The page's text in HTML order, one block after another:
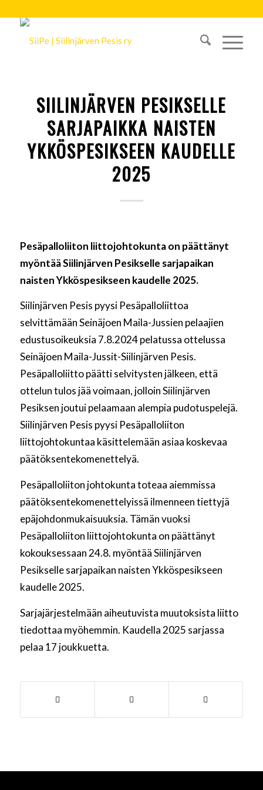
SIILINJÄRVEN PESIKSELLE
SARJAPAIKKA NAISTEN
YKKÖSPESIKSEEN KAUDELLE
2025
Pesäpalloliiton liittojohtokunta on päättänyt
myöntää Siilinjärven Pesikselle sarjapaikan
naisten Ykköspesikseen kaudelle 2025.
Siilinjärven Pesis pyysi Pesäpalloliittoa
selvittämään Seinäjoen Maila-Jussien pelaajien
edustusoikeuksia 7.8.2024 pelatussa ottelussa
Seinäjoen Maila-Jussit-Siilinjärven Pesis.
Pesäpalloliitto päätti selvitysten jälkeen, että
ottelun tulos jää voimaan, jolloin Siilinjärven
Pesiksen joutui pelaamaan alempia pudotuspelejä.
Siilinjärven Pesis pyysi Pesäpalloliiton
liittojohtokuntaa käsittelemään asiaa koskevaa
päätöksentekomenettelyä.
Pesäpalloliiton johtokunta toteaa aiemmissa
päätöksentekomenettelyissä ilmenneen tiettyjä
epäjohdonmukaisuuksia. Tämän vuoksi
Pesäpalloliiton liittojohtokunta on päättänyt
kokouksessaan 24.8. myöntää Siilinjärven
Pesikselle sarjapaikan naisten Ykköspesikseen
kaudelle 2025.
Sarjajärjestelmään aiheutuvista muutoksista liitto
tiedottaa myöhemmin. Kaudella 2025 sarjassa
pelaa 17 joukkuetta.